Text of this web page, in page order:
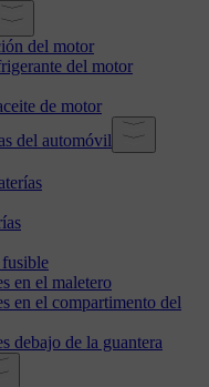
del motor
del motor
de motor
del automóvil
en el maletero
en el compartimento del
debajo de la guantera